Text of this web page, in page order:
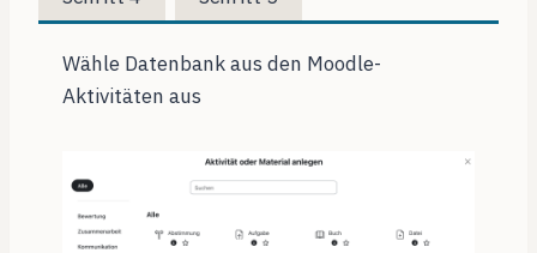
Wähle Datenbank aus den Moodle-
Aktivitäten aus